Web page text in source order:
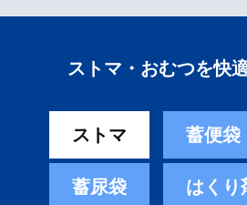
ストマ・おむつを快
ストマ 蓄便袋
蓄尿袋 はくり